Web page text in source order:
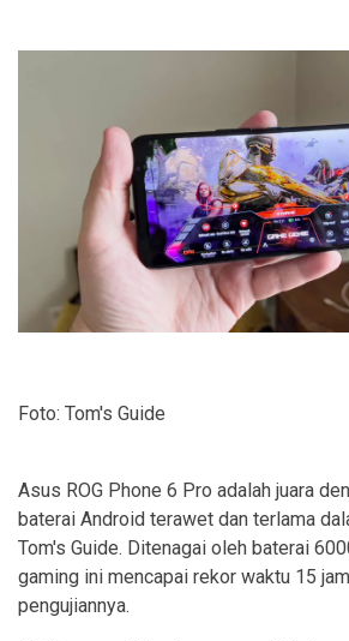
Foto: Tom's Guide
Asus ROG Phone 6 Pro adalah juara
baterai Android terawet dan terlama
Tom's Guide. Ditenagai oleh baterai
gaming ini mencapai rekor waktu 15
pengujiannya.